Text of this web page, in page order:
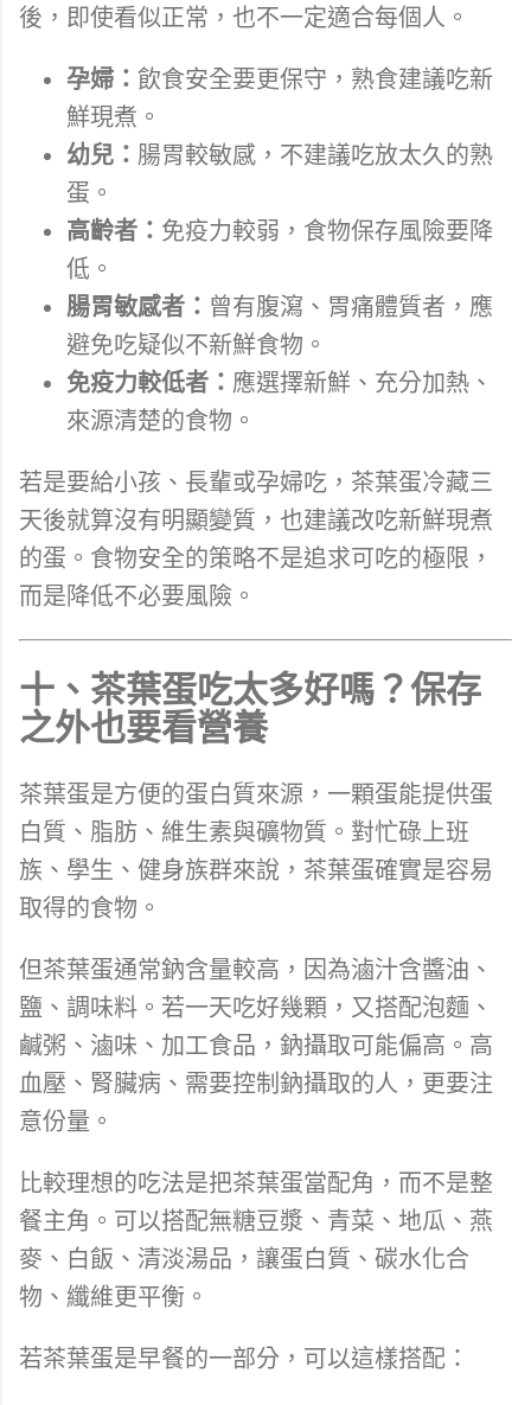
後，即使看似正常，也不一定適合每個人。
孕婦： 飲食安全要更保守，熟食建議吃新
鮮現煮。
幼兒： 腸胃較敏感，不建議吃放太久的熟
蛋。
高齡者： 免疫力較弱，食物保存風險要降
低。
腸胃敏感者： 曾有腹瀉、胃痛體質者，應
避免吃疑似不新鮮食物。
免疫力較低者： 應選擇新鮮、充分加熱、
來源清楚的食物。
若是要給小孩、長輩或孕婦吃，茶葉蛋冷藏三
天後就算沒有明顯變質，也建議改吃新鮮現煮
的蛋。食物安全的策略不是追求可吃的極限，
而是降低不必要風險。
十、茶葉蛋吃太多好嗎？保存
之外也要看營養
茶葉蛋是方便的蛋白質來源，一顆蛋能提供蛋
白質、脂肪、維生素與礦物質。對忙碌上班
族、學生、健身族群來說，茶葉蛋確實是容易
取得的食物。
但茶葉蛋通常鈉含量較高，因為滷汁含醬油、
鹽、調味料。若一天吃好幾顆，又搭配泡麵、
鹹粥、滷味、加工食品，鈉攝取可能偏高。高
血壓、腎臟病、需要控制鈉攝取的人，更要注
意份量。
比較理想的吃法是把茶葉蛋當配角，而不是整
餐主角。可以搭配無糖豆漿、青菜、地瓜、燕
麥、白飯、清淡湯品，讓蛋白質、碳水化合
物、纖維更平衡。
若茶葉蛋是早餐的一部分，可以這樣搭配：